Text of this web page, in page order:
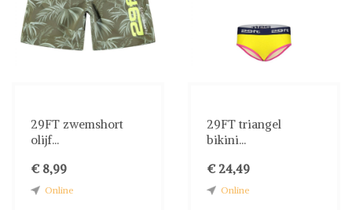
29FT zwemshort
olijf...
€ 8,99
Online
29FT triangel
bikini...
€ 24,49
Online